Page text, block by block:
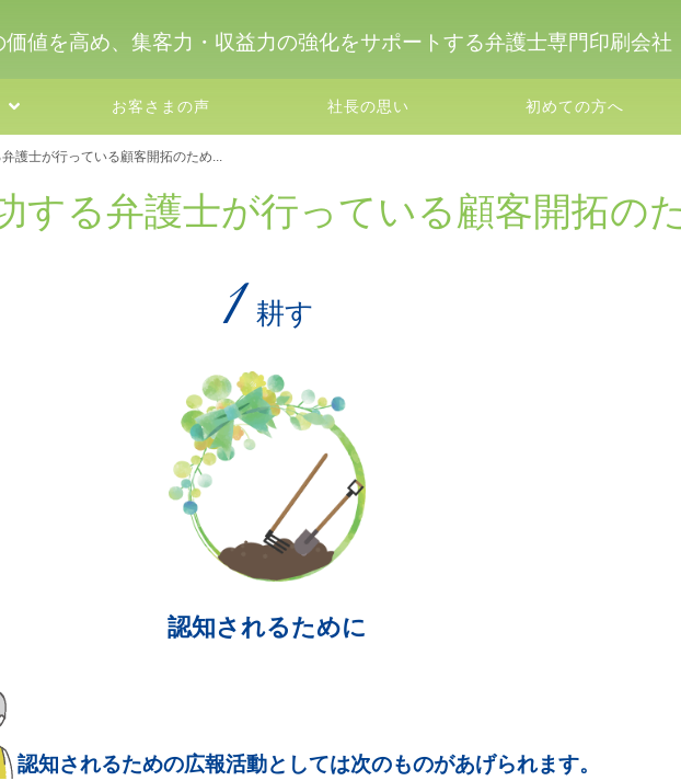
価値を高め、集客力・収益力の強化をサポートする弁護士専門印刷会社
お客さまの声 社長の思い 初めての方へ
護士が行っている顧客開拓のため...
する弁護士が行っている顧客開拓の
耕す
認知されるために
認知されるための広報活動としては次のものがあげられます。